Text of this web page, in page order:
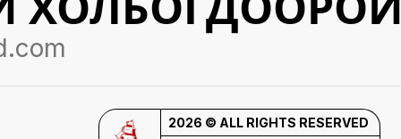
2026 © ALL RIGHTS RESERVED